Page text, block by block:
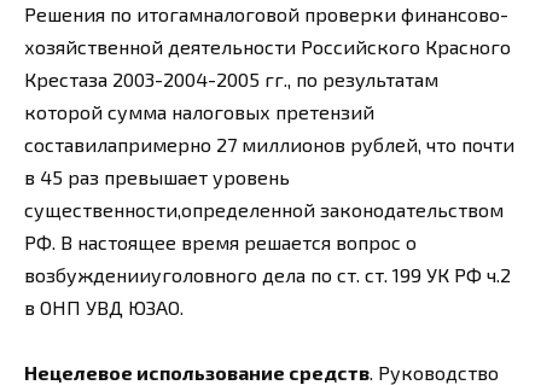
Решения по итогамналоговой проверки финансово-
хозяйственной деятельности Российского Красного
Крестаза 2003-2004-2005 гг., по результатам
которой сумма налоговых претензий
составилапримерно 27 миллионов рублей, что почти
в 45 раз превышает уровень
существенности,определенной законодательством
РФ. В настоящее время решается вопрос о
возбужденииуголовного дела по ст. ст. 199 УК РФ ч.2
в ОНП УВД ЮЗАО.
Нецелевое использование средств . Руководство